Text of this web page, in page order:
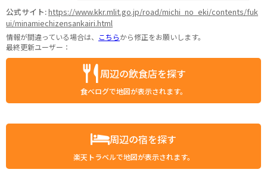
公式サイト:https://www.kkr.mlit.go.jp/road/michi_no_eki/contents/fuk
ui/minamiechizensankairi.html
情報が間違っている場合は、 こちらから修正をお願いします。
最終更新ユーザー：
周辺の飲食店を探す
食べログで地図が表示されます。
周辺の宿を探す
楽天トラベルで地図が表示されます。